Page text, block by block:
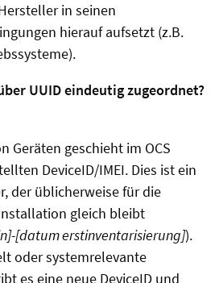
in seinen
hierauf aufsetzt (z.B.
UUID eindeutig zugeordnet?
Geräten geschieht im OCS
DeviceID/IMEI. Dies ist ein
der üblicherweise für die
gleich bleibt
[datum erstinventarisierung]).
oder systemrelevante
es eine neue DeviceID und